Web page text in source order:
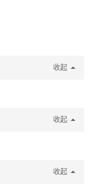
收起
收起
收起